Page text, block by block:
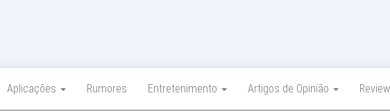
Aplicações Rumores Entretenimento Artigos de Opinião Review